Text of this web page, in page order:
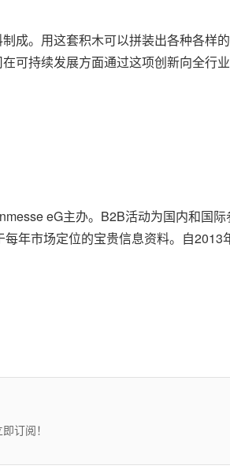
成。用这套积木可以拼装出各种各样
可持续发展方面通过这项创新向全行
eG主办。B2B活动为国内和国
年市场定位的宝贵信息资料。自
订阅！